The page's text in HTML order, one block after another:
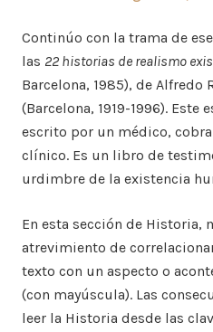
Continúo con la trama de
las 22 historias de realismo
Barcelona, 1985), de Alfredo
(Barcelona, 1919-1996).
escrito por un médico,
clínico. Es un libro de
urdimbre de la existencia
En esta sección de Historia,
atrevimiento de
texto con un aspecto o
(con mayúscula). Las
leer la Historia desde las